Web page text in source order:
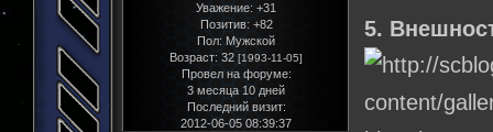
Уважение: +31
Позитив: +82
Пол: Мужской
Возраст: 32 [1993-11-05]
Провел на форуме:
3 месяца 10 дней
Последний визит:
2012-06-05 08:39:37
5.